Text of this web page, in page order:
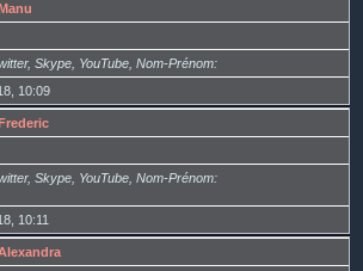
Skype, YouTube, Nom-Prénom
10:09
Skype, YouTube, Nom-Prénom
10:11